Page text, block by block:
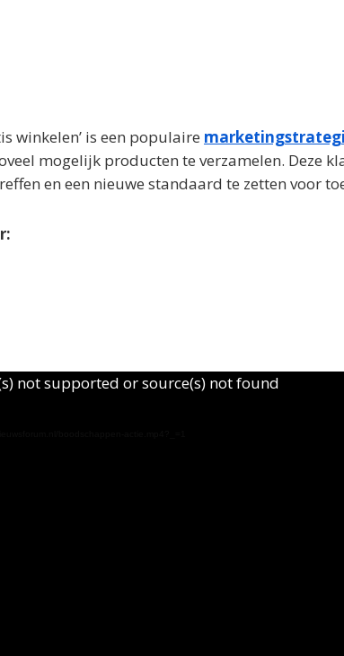
winkelen’ is een populaire
mogelijk producten te verzamelen. Deze
en een nieuwe standaard te zetten voor
not supported or source(s) not found